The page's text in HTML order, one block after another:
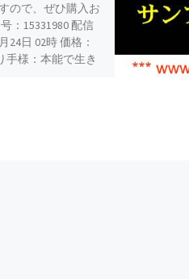
ので、ぜひ購入お
：15331980 配信
24日 02時 価格：
手様：本能で生き